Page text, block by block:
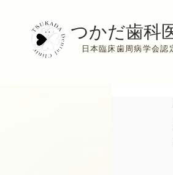
日本臨床歯周病学会認
つかだ歯科